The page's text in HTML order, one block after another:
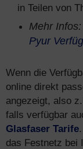
in Teilen von
Mehr Infos:
Pyur
Wenn die
online direkt
angezeigt, also
falls verfügbar
Glasfaser Tarife
das Festnetz bei